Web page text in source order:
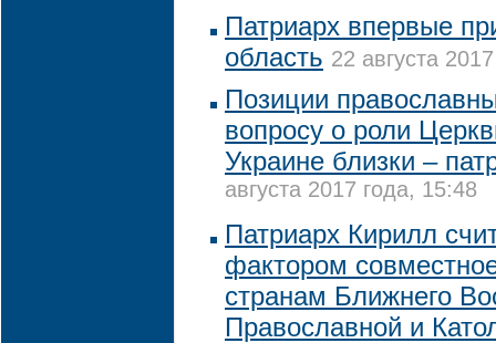
Патриарх впервые
область 22 августа
Позиции
вопросу о роли
Украине близки –
августа 2017 года, 15:48
Патриарх Кирилл
фактором
странам Ближнего
Православной и